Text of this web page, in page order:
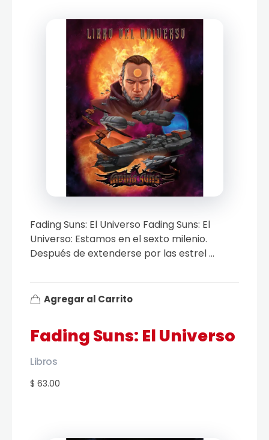
Fading Suns: El Universo
$ 63.00
Libros
Fading Suns: El Universo Fading Suns: El
Universo: Estamos en el sexto milenio.
Después de extenderse por las estrel ...
Agregar al Carrito